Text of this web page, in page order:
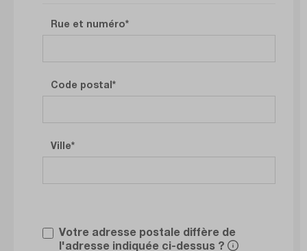
Rue et numéro
Code postal
Ville
Votre adresse postale diffère de
l'adresse indiquée ci-dessus ?